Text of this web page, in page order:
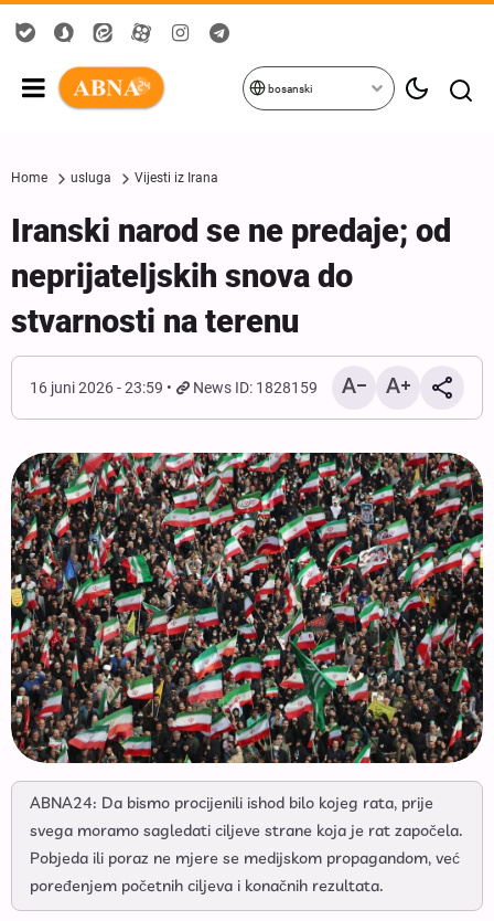
bosanski
Home usluga Vijesti iz Irana
Iranski narod se ne predaje; od
neprijateljskih snova do
stvarnosti na terenu
16 juni 2026 - 23:59 News ID: 1828159
ABNA24: Da bismo procijenili ishod bilo kojeg rata, prije
svega moramo sagledati ciljeve strane koja je rat započela.
Pobjeda ili poraz ne mjere se medijskom propagandom, već
poređenjem početnih ciljeva i konačnih rezultata.